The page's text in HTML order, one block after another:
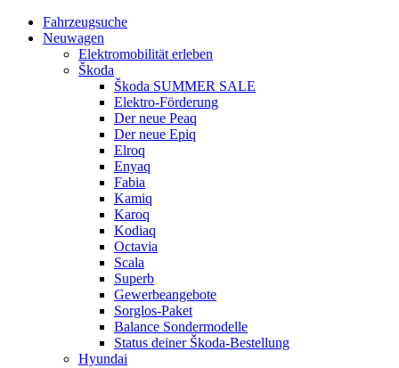
Fahrzeugsuche
Neuwagen
Elektromobilität erleben
Škoda
Škoda SUMMER SALE
Elektro-Förderung
Der neue Peaq
Der neue Epiq
Elroq
Enyaq
Fabia
Kamiq
Karoq
Kodiaq
Octavia
Scala
Superb
Gewerbeangebote
Sorglos-Paket
Balance Sondermodelle
Status deiner Škoda-Bestellung
Hyundai